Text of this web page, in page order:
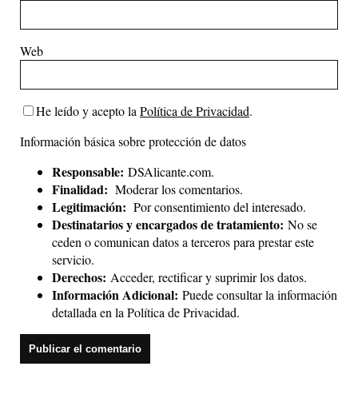
Web
He leído y acepto la Política de Privacidad.
Información básica sobre protección de datos
Responsable: DSAlicante.com.
Finalidad: Moderar los comentarios.
Legitimación: Por consentimiento del interesado.
Destinatarios y encargados de tratamiento: No se
ceden o comunican datos a terceros para prestar este
servicio.
Derechos: Acceder, rectificar y suprimir los datos.
Información Adicional: Puede consultar la información
detallada en la Política de Privacidad.